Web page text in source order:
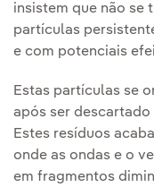
insistem que não se
partículas
e com potenciais
Estas partículas se
após ser
Estes resíduos
onde as ondas e o
em fragmentos